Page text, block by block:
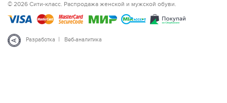
© 2026 Сити-класс. Распродажа женской и мужской обуви.
Разработка | Веб-аналитика